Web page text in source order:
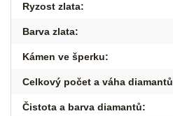
Ryzost zlata:
Barva zlata:
Kámen ve šperku:
Celkový počet a váha diamantů
Čistota a barva diamantů: